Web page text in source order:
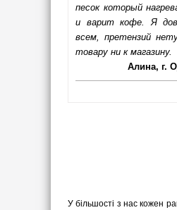
песок который
и варит кофе. Я
всем, претензий
товару ни к магазину.
Алина, г.
У більшості з нас кожен